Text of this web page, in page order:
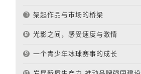
架起作品与市场的桥梁
光影之间，感受速度与激情
一个青少年冰球赛事的成长